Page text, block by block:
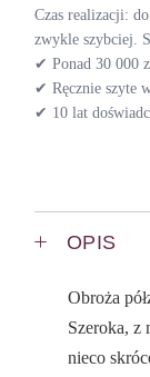
Czas realizacji:
zwykle szybciej.
✔ Ponad 30 000
✔ Ręcznie szyte
✔ 10 lat
OPIS
Obroża
Szeroka, z
nieco